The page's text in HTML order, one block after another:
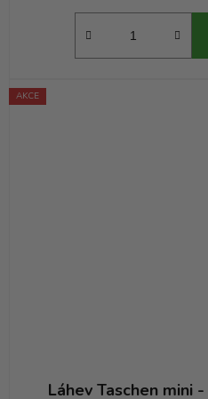
AKCE
Láhev Taschen mini